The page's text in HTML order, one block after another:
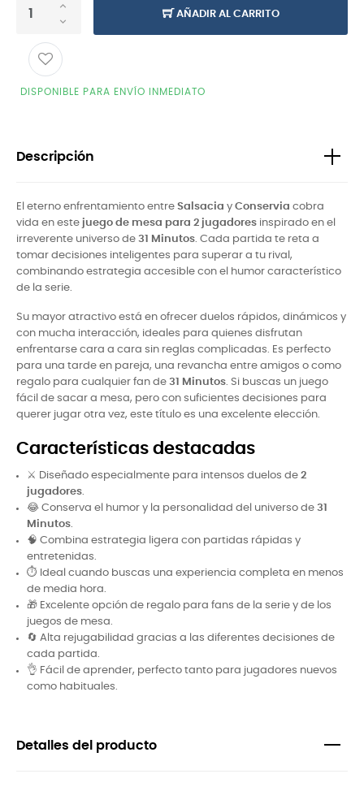
AÑADIR AL CARRITO
DISPONIBLE PARA ENVÍO INMEDIATO
Descripción
El eterno enfrentamiento entre Salsacia y Conservia cobra
vida en este juego de mesa para 2 jugadores inspirado en el
irreverente universo de 31 Minutos. Cada partida te reta a
tomar decisiones inteligentes para superar a tu rival,
combinando estrategia accesible con el humor característico
de la serie.
Su mayor atractivo está en ofrecer duelos rápidos, dinámicos y
con mucha interacción, ideales para quienes disfrutan
enfrentarse cara a cara sin reglas complicadas. Es perfecto
para una tarde en pareja, una revancha entre amigos o como
regalo para cualquier fan de 31 Minutos. Si buscas un juego
fácil de sacar a mesa, pero con suficientes decisiones para
querer jugar otra vez, este título es una excelente elección.
Características destacadas
⚔️ Diseñado especialmente para intensos duelos de 2
jugadores.
😂 Conserva el humor y la personalidad del universo de 31
Minutos.
🧠 Combina estrategia ligera con partidas rápidas y
entretenidas.
⏱️ Ideal cuando buscas una experiencia completa en menos
de media hora.
🎁 Excelente opción de regalo para fans de la serie y de los
juegos de mesa.
🔄 Alta rejugabilidad gracias a las diferentes decisiones de
cada partida.
👌 Fácil de aprender, perfecto tanto para jugadores nuevos
como habituales.
Detalles del producto